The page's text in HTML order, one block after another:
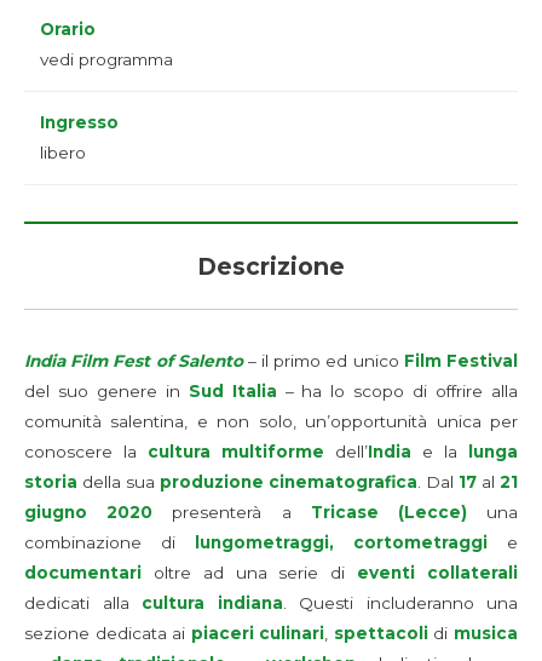
Orario
vedi programma
Ingresso
libero
Descrizione
India Film Fest of Salento– il primo ed unico Film Festival
del suo genere in Sud Italia – ha lo scopo di offrire alla
comunità salentina, e non solo, un’opportunità unica per
conoscere la cultura multiforme dell’India e la
lunga
storia della sua produzione cinematografica. Dal 17 al 21
giugno 2020 presenterà a Tricase (Lecce)una
combinazione di
lungometraggi, cortometraggi e
documentari oltre ad una serie di eventi collaterali
dedicati alla cultura indiana. Questi includeranno una
sezione dedicata ai piaceri culinari, spettacolidi musica